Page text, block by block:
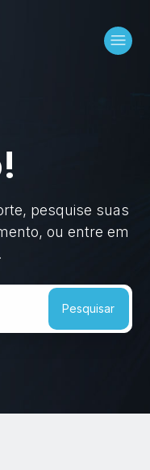
Suporte
pesquise suas
ou entre em